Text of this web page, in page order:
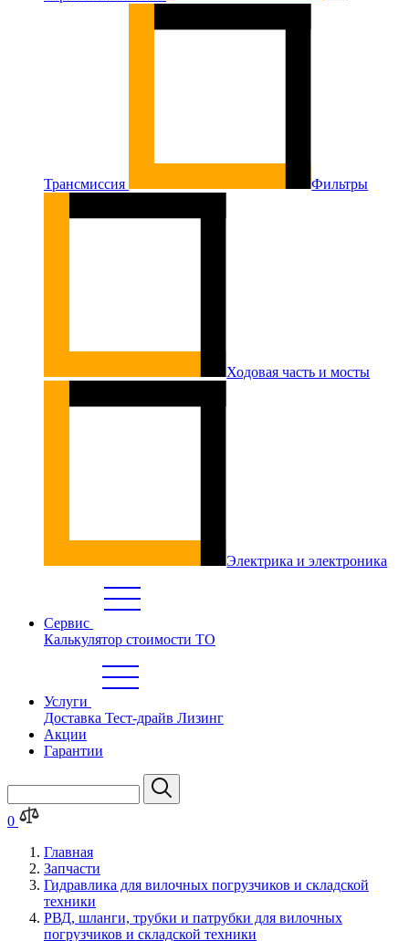
Трансмиссия Фильтры
Ходовая часть и мосты
Электрика и электроника
Сервис
Калькулятор стоимости ТО
Услуги
Доставка Тест-драйв Лизинг
Акции
Гарантии
0
Главная
Запчасти
Гидравлика для вилочных погрузчиков и складской
техники
РВД, шланги, трубки и патрубки для вилочных
погрузчиков и складской техники